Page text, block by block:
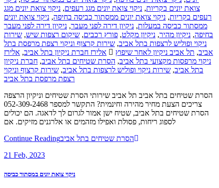
צואת יונים בקריות, ניקוי צואת יונים מגג רעפים, ניקוי צואת יונים מגג
רעפים בקריות, ניקוי צואת יונים ממסתור כביסה בחיפה, ניקוי צואת יונים
ממסתור כביסה במעלות, ניקיון דירה לפני מעבר, ניקיון דירה לפני מעבר
בחיפה, ניקיון מהיר, ניקיון מקלט, פורץ רכבים, שיקום רצפות שיש, שירות
ניקוי ופוליש לרצפות בתל אביב, שירות קרצוף וניקוי רצפת מרפסת בתל
אביב, תל אביב ניקיון לאחר שיפוץ אלירז חברת ניקיון בתל אביב, אלירז
ניקוי מרפסות מקצועי בתל אביב, הסרת שטיחים בתל אביב, חברת ניקיון
בתל אביב, שירות ניקוי ופוליש לרצפות בתל אביב, שירות קרצוף וניקוי
רצפת מרפסת בתל אביב
הסרת שטיחים בתל אביב תל אביב שירותי הסרת שטיחים וניקיון הרצפה
צריכים הצעת מחיר מהירה וחינמית? התקשר למספר 052-309-2468
הסרת שטיחים בתל אביב, שטיח ישן אמור לגרום לך לדאגה. הם יכולים
לספוג ריחות, פסולת ואפילו מזהמים או אלרגנים מזיקים. אם
Continue Readingהסרת שטיחים בתל אביב
21 Feb, 2023
ניקוי צואת יונים במסתור כביסה